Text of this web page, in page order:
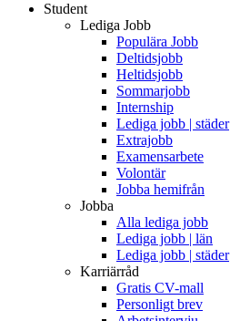
Student
Lediga Jobb
Populära Jobb
Deltidsjobb
Heltidsjobb
Sommarjobb
Internship
Lediga jobb | städer
Extrajobb
Examensarbete
Volontär
Jobba hemifrån
Jobba
Alla lediga jobb
Lediga jobb | län
Lediga jobb | städer
Karriärråd
Gratis CV-mall
Personligt brev